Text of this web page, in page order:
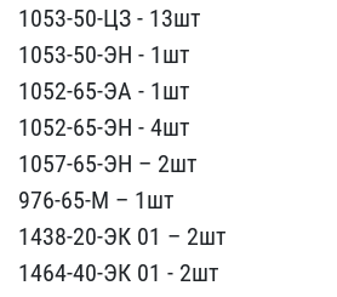
1053-50-ЦЗ - 13шт
1​053-50-ЭН - 1шт
1052-65-​ЭА - 1шт
1052-65-ЭН - 4ш​т
1057-65-ЭН – 2шт
976-6​5-М – 1шт
1438-20-ЭК 01 ​– 2шт
1464-40-ЭК 01 - 2ш​т